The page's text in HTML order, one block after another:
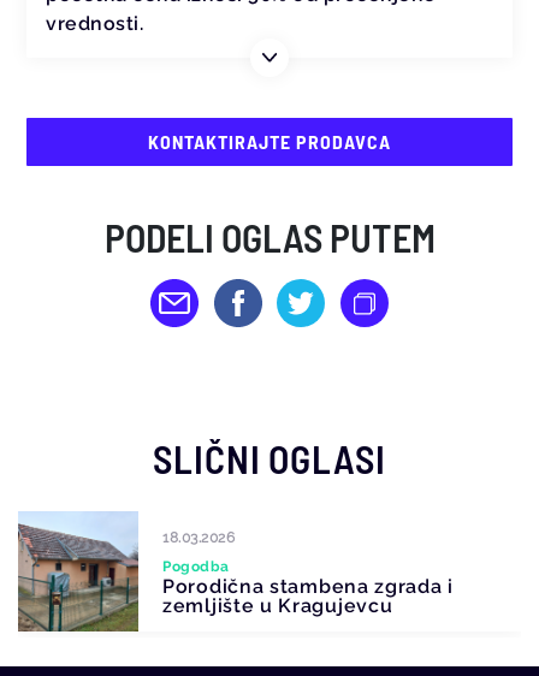
vrednosti.
KONTAKTIRAJTE PRODAVCA
PODELI OGLAS PUTEM
SLIČNI OGLASI
18.03.2026
Pogodba
Porodična stambena zgrada i
zemljište u Kragujevcu